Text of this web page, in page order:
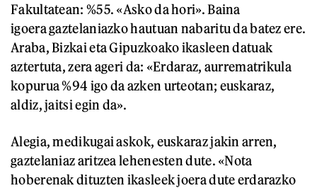
Fakultatean: %55. «Asko da hori». Baina
igoera gaztelaniazko hautuan nabaritu da batez ere.
Araba, Bizkai eta Gipuzkoako ikasleen datuak
aztertuta, zera ageri da: «Erdaraz, aurrematrikula
kopurua %94 igo da azken urteotan; euskaraz,
aldiz, jaitsi egin da».
Alegia, medikugai askok, euskaraz jakin arren,
gaztelaniaz aritzea lehenesten dute. «Nota
hoberenak dituzten ikasleek joera dute erdarazko